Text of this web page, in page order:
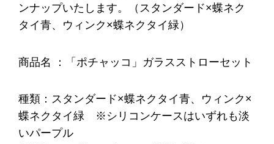
ンナップいたします。（スタンダード×蝶ネク
タイ青、ウィンク×蝶ネクタイ緑）
商品名 ：「ポチャッコ」ガラスストローセット
種類：スタンダード×蝶ネクタイ青、ウィンク×
蝶ネクタイ緑 ※シリコンケースはいずれも淡
いパープル